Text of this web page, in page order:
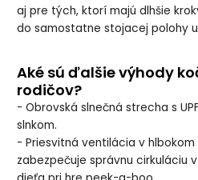
aj pre tých, ktorí majú dlhšie
do samostatne stojacej polohy
Aké sú ďalšie výhody
rodičov?
- Obrovská slnečná strecha s
slnkom.
- Priesvitná ventilácia v
zabezpečuje správnu cirkuláciu